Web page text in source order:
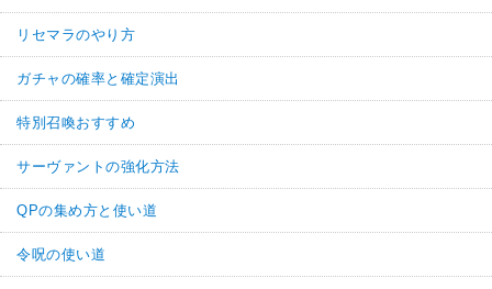
リセマラのやり方
ガチャの確率と確定演出
特別召喚おすすめ
サーヴァントの強化方法
QPの集め方と使い道
令呪の使い道